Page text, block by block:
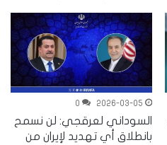
2026-03-05
0
السوداني لعرقجي: لن نسمح
بانطلاق أي تهديد لإيران من